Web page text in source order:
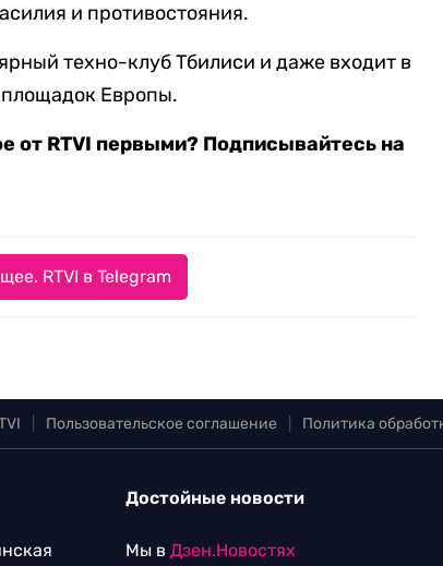
и противостояния.
техно-клуб Тбилиси и даже входит в
Европы.
от RTVI первыми? Подписывайтесь на
RTVI в Telegram
Пользовательское соглашение Политика
Достойные новости
Мы в Дзен.Новостях